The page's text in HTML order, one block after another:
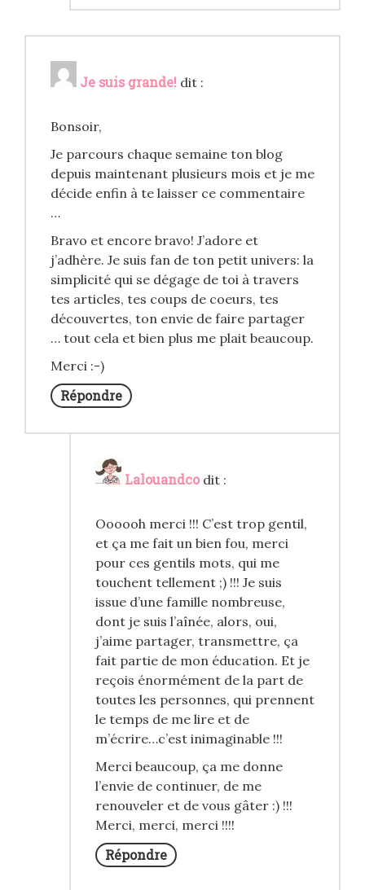
Je suis grande! dit :
Bonsoir,
Je parcours chaque semaine ton blog
depuis maintenant plusieurs mois et je me
décide enfin à te laisser ce commentaire
…
Bravo et encore bravo! J’adore et
j’adhère. Je suis fan de ton petit univers: la
simplicité qui se dégage de toi à travers
tes articles, tes coups de coeurs, tes
découvertes, ton envie de faire partager
… tout cela et bien plus me plait beaucoup.
Merci :-)
Répondre
Lalouandco dit :
Oooooh merci !!! C’est trop gentil,
et ça me fait un bien fou, merci
pour ces gentils mots, qui me
touchent tellement ;) !!! Je suis
issue d’une famille nombreuse,
dont je suis l’aînée, alors, oui,
j’aime partager, transmettre, ça
fait partie de mon éducation. Et je
reçois énormément de la part de
toutes les personnes, qui prennent
le temps de me lire et de
m’écrire…c’est inimaginable !!!
Merci beaucoup, ça me donne
l’envie de continuer, de me
renouveler et de vous gâter :) !!!
Merci, merci, merci !!!!
Répondre